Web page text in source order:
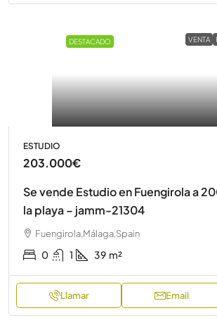
DESTACADO VENTA
ESTUDIO
203.000€
Se vende Estudio en Fuengirola a
la playa – jamm-21304
Fuengirola,Málaga,Spain
0 1 39 m²
Llamar Email